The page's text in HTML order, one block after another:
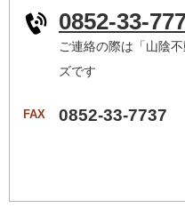
0852-33-
ご連絡の際は「山陰
ズです
FAX 0852-33-7737